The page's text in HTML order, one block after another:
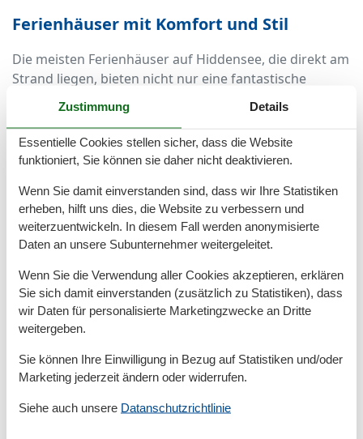
Ferienhäuser mit Komfort und Stil
Die meisten Ferienhäuser auf Hiddensee, die direkt am
Strand liegen, bieten nicht nur eine fantastische
Aussicht, sondern auch modernen Komfort: voll
ausgestattete Küchen, gemütliche Wohnbereiche,
großzügige Terrassen und oft sogar eine Sauna oder
ein Kaminofen. Alles, was Sie für entspannte Tage und
Für Paare, Familien oder Freunde
Ein Ferienhaus am Meer ist ideal für alle, die
Privatsphäre legen. Ob zu zweit für eine romantische
Auszeit, als Familie mit Kindern oder mit guten
Freunden – Hiddensee bietet Unterkünfte in
Bedürfnisse abgestimmt sind.
Zustimmung Details
Essentielle Cookies stellen sicher, dass die Website
funktioniert, Sie können sie daher nicht deaktivieren.
Wenn Sie damit einverstanden sind, dass wir Ihre Statistiken
erheben, hilft uns dies, die Website zu verbessern und
weiterzuentwickeln. In diesem Fall werden anonymisierte
Daten an unsere Subunternehmer weitergeleitet.
Wenn Sie die Verwendung aller Cookies akzeptieren, erklären
Sie sich damit einverstanden (zusätzlich zu Statistiken), dass
wir Daten für personalisierte Marketingzwecke an Dritte
weitergeben.
Sie können Ihre Einwilligung in Bezug auf Statistiken und/oder
Marketing jederzeit ändern oder widerrufen.
Siehe auch unsere Datanschutzrichtlinie